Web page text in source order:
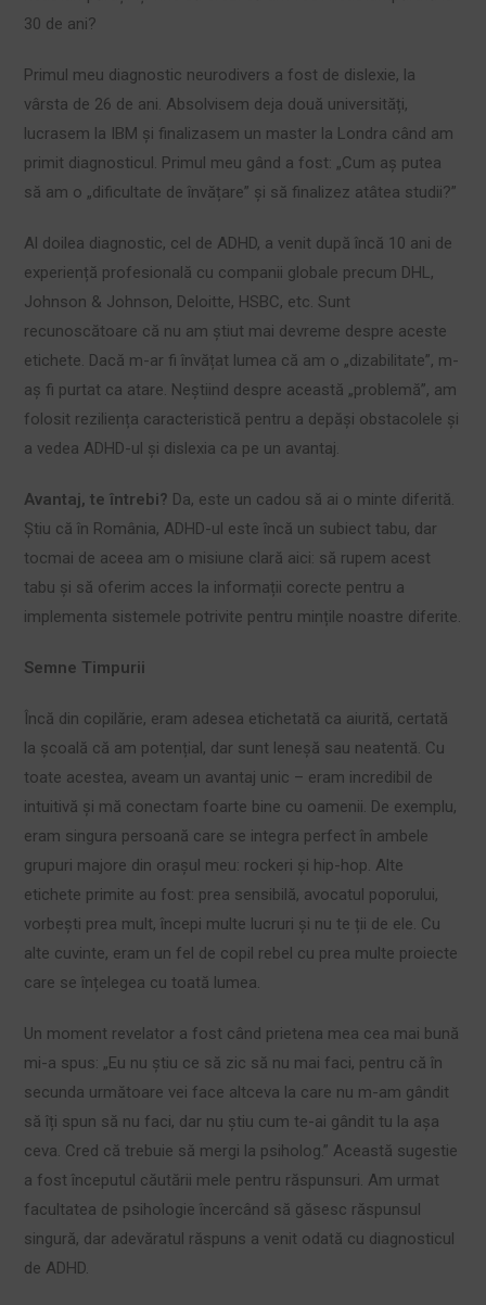
30 de ani?
Primul meu diagnostic neurodivers a fost de dislexie, la
vârsta de 26 de ani. Absolvisem deja două universități,
lucrasem la IBM și finalizasem un master la Londra când am
primit diagnosticul. Primul meu gând a fost: „Cum aș putea
să am o „dificultate de învățare” și să finalizez atâtea studii?”
Al doilea diagnostic, cel de ADHD, a venit după încă 10 ani de
experiență profesională cu companii globale precum DHL,
Johnson & Johnson, Deloitte, HSBC, etc. Sunt
recunoscătoare că nu am știut mai devreme despre aceste
etichete. Dacă m-ar fi învățat lumea că am o „dizabilitate”, m-
aș fi purtat ca atare. Neștiind despre această „problemă”, am
folosit reziliența caracteristică pentru a depăși obstacolele și
a vedea ADHD-ul și dislexia ca pe un avantaj.
Avantaj, te întrebi? Da, este un cadou să ai o minte diferită.
Știu că în România, ADHD-ul este încă un subiect tabu, dar
tocmai de aceea am o misiune clară aici: să rupem acest
tabu și să oferim acces la informații corecte pentru a
implementa sistemele potrivite pentru mințile noastre diferite.
Semne Timpurii
Încă din copilărie, eram adesea etichetată ca aiurită, certată
la școală că am potențial, dar sunt leneșă sau neatentă. Cu
toate acestea, aveam un avantaj unic – eram incredibil de
intuitivă și mă conectam foarte bine cu oamenii. De exemplu,
eram singura persoană care se integra perfect în ambele
grupuri majore din orașul meu: rockeri și hip-hop. Alte
etichete primite au fost: prea sensibilă, avocatul poporului,
vorbești prea mult, începi multe lucruri și nu te ții de ele. Cu
alte cuvinte, eram un fel de copil rebel cu prea multe proiecte
care se înțelegea cu toată lumea.
Un moment revelator a fost când prietena mea cea mai bună
mi-a spus: „Eu nu știu ce să zic să nu mai faci, pentru că în
secunda următoare vei face altceva la care nu m-am gândit
să îți spun să nu faci, dar nu știu cum te-ai gândit tu la așa
ceva. Cred că trebuie să mergi la psiholog.” Această sugestie
a fost începutul căutării mele pentru răspunsuri. Am urmat
facultatea de psihologie încercând să găsesc răspunsul
singură, dar adevăratul răspuns a venit odată cu diagnosticul
de ADHD.